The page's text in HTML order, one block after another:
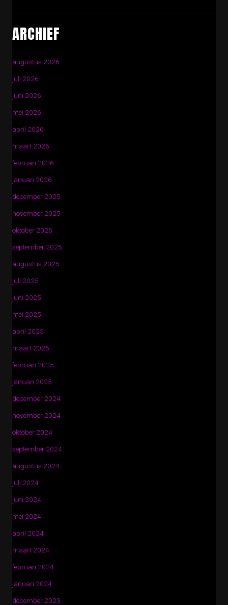
ARCHIEF
augustus 2026
juli 2026
juni 2026
mei 2026
april 2026
maart 2026
februari 2026
januari 2026
december 2025
november 2025
oktober 2025
september 2025
augustus 2025
juli 2025
juni 2025
mei 2025
april 2025
maart 2025
februari 2025
januari 2025
december 2024
november 2024
oktober 2024
september 2024
augustus 2024
juli 2024
juni 2024
mei 2024
april 2024
maart 2024
februari 2024
januari 2024
december 2023